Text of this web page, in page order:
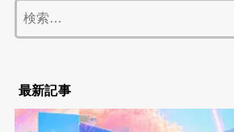
索:
最新記事